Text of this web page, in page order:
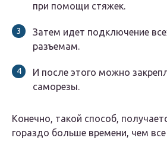
при помощи стяжек.
Затем идет подключение
разъемам.
И после этого можно
саморезы.
Конечно, такой способ,
гораздо больше времени, чем